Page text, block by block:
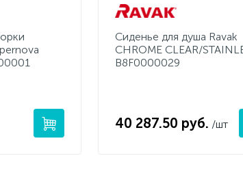
Сиденье для душа Ravak
CHROME CLEAR/
B8F0000029
40 287.50 руб. /шт